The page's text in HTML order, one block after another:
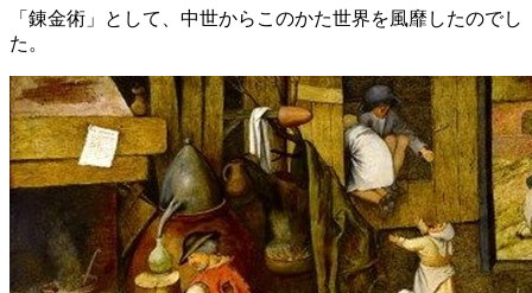
「錬金術」として、中世からこのかた世界を風靡したのでし
た。